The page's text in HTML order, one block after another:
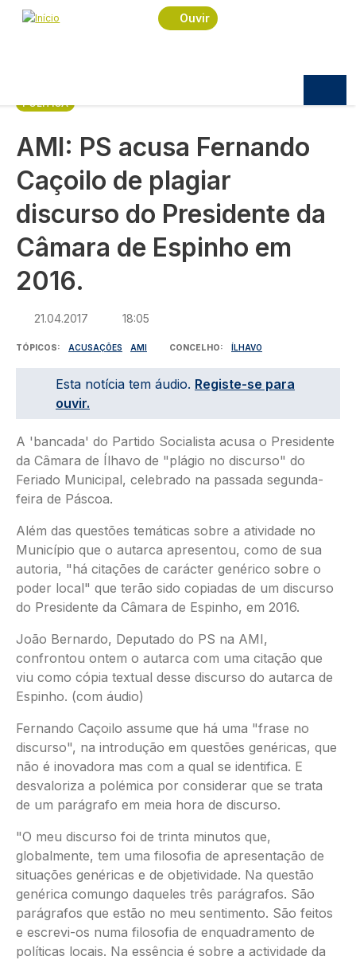
Passar para o conteúdo principal
Ouvir
Navegação estrutural
Início
Política
AMI: PS acusa Fernando Caçoilo de plagiar
POLÍTICA
AMI: PS acusa Fernando
Caçoilo de plagiar
discurso do Presidente da
Câmara de Espinho em
2016.
21.04.2017 18:05
TÓPICOS ACUSAÇÕES AMI CONCELHO ÍLHAVO
Esta notícia tem áudio. Registe-se para
ouvir.
A 'bancada' do Partido Socialista acusa o Presidente
da Câmara de Ílhavo de "plágio no discurso" do
Feriado Municipal, celebrado na passada segunda-
feira de Páscoa.
Além das questões temáticas sobre a atividade no
Município que o autarca apresentou, como de sua
autoria, "há citações de carácter genérico sobre o
poder local" que terão sido copiadas de um discurso
do Presidente da Câmara de Espinho, em 2016.
João Bernardo, Deputado do PS na AMI,
confrontou ontem o autarca com uma citação que
viu como cópia textual desse discurso do autarca de
Espinho. (com áudio)
Fernando Caçoilo assume que há uma "frase no
discurso", na introdução em questões genéricas, que
não é inovadora mas com a qual se identifica. E
desvaloriza a polémica por considerar que se trata
de um parágrafo em meia hora de discurso.
"O meu discurso foi de trinta minutos que,
globalmente, tem uma filosofia de apresentação de
situações genéricas e de objetividade. Na questão
genérica comungo daqueles três parágrafos. São
parágrafos que estão no meu sentimento. São feitos
e escrevi-os numa filosofia de enquadramento de
políticas locais. Na essência é sobre a actividade da